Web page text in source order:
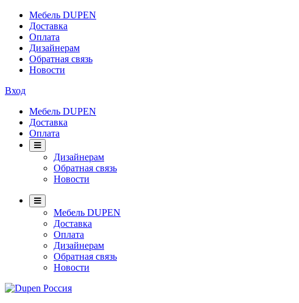
Мебель DUPEN
Доставка
Оплата
Дизайнерам
Обратная связь
Новости
Вход
Мебель DUPEN
Доставка
Оплата
Дизайнерам
Обратная связь
Новости
Мебель DUPEN
Доставка
Оплата
Дизайнерам
Обратная связь
Новости